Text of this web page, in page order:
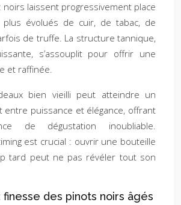
laissent progressivement place
évolués de cuir, de tabac, de
de truffe. La structure tannique,
s’assouplit pour offrir une
et raffinée.
bien vieilli peut atteindre un
entre puissance et élégance, offrant
de dégustation inoubliable.
est crucial : ouvrir une bouteille
tard peut ne pas révéler tout son
finesse des pinots noirs âgés